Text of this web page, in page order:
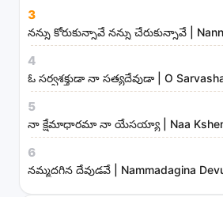
i
n
i
s
t
r
i
e
s
3
నన్ను కోరుకున్నావే నన్ను చేరుకున్నావే |
4
ఓ సర్వశక్తుడా నా సత్యదేవుడా | O
5
నా క్షేమాధారమా నా యేసయ్యా | Naa
6
నమ్మదగిన దేవుడవే | Nammadagina